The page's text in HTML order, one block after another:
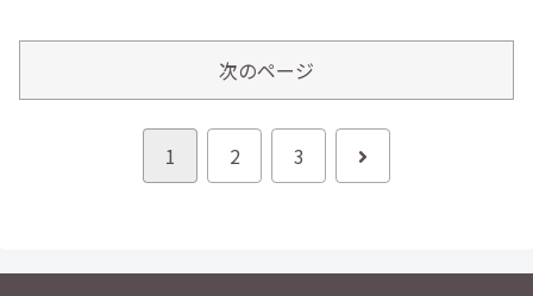
次のページ
1 2 3
次